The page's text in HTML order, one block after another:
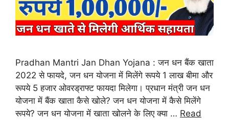
Pradhan Mantri Jan Dhan Yojana : जन धन बैंक खाता
2022 से फायदे, जन धन योजना में मिलेंगे रूपये 1 लाख बीमा और
रूपये 5 हजार ओवरड्राफ्ट फायदा मिलेगा। प्रधान मंत्री जन धन
योजना में बैंक खाता कैसे खोले? जन धन योजना में कैसे मिलेंगे
रूपये? जन धन योजना में खाता खोलने के लिए क्या … Read